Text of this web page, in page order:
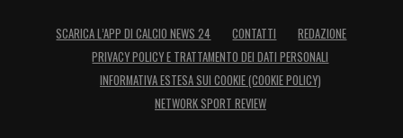
SCARICA L’APP DI CALCIO NEWS 24 CONTATTI
REDAZIONE
PRIVACY POLICY E TRATTAMENTO DEI DATI PERSONALI
INFORMATIVA ESTESA SUI COOKIE (COOKIE POLICY)
NETWORK SPORT REVIEW